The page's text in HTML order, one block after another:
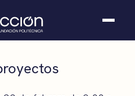
Somos fundación
Casos de éxito